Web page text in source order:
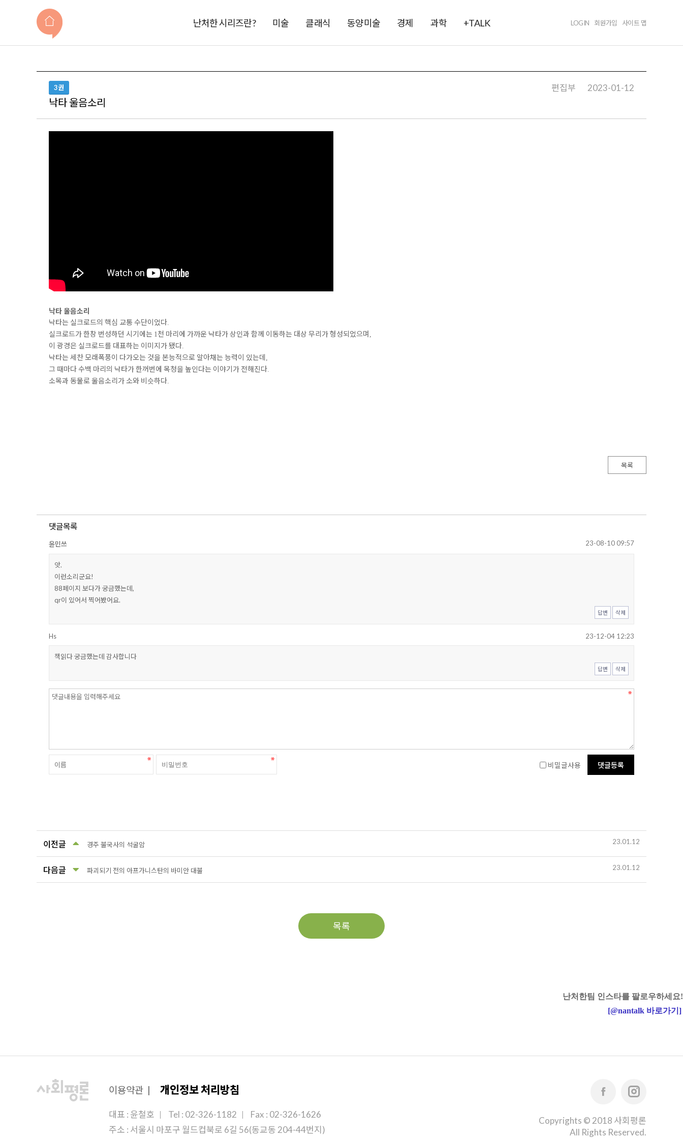
난처한 시리즈란? 미술 클래식 동양미술 경제 과학 +TALK LOGIN 회원가입 사이트 맵
3권
낙타 울음소리
편집부 2023-01-12
낙타 울음소리
낙타는 실크로드의 핵심 교통 수단이었다.
실크로드가 한창 번성하던 시기에는 1천 마리에 가까운 낙타가 상인과 함께 이동하는 대상 무리가 형성되었으며 ,
이 광경은 실크로드를 대표하는 이미지가 됐다.
낙타는 세찬 모래폭풍이 다가오는 것을 본능적으로 알아채는 능력이 있는데 ,
그 때마다 수백 마리의 낙타가 한꺼번에 목청을 높인다는 이야기가 전해진다.
소목과 동물로 울음소리가 소와 비슷하다.
목록
댓글목록
윤민쓰 23-08-10 09:57
앗.
이런소리군요!
88페이지 보다가 궁금했는데,
qr이 있어서 찍어봤어요.
답변 삭제
Hs 23-12-04 12:23
책읽다 궁금했는데 감사합니다
답변 삭제
비밀글사용
이전글 경주 불국사의 석굴암 23.01.12
다음글 파괴되기 전의 아프가니스탄의 바미안 대불 23.01.12
목록
난처한팀 인스타를 팔로우하세요!
[@nantalk 바로가기 ]
이용약관 | 개인정보 처리방침
대표 : 윤철호 Tel : 02-326-1182
Fax : 02-326-1626
주소 : 서울시 마포구 월드컵북로 6길 56(동교동 204-44번지)
Copyrights © 2018 사회평론
All Rights Reserved.